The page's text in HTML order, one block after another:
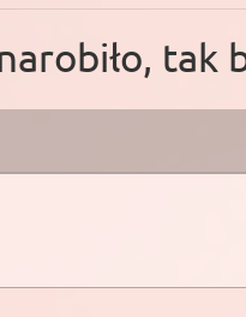
tak